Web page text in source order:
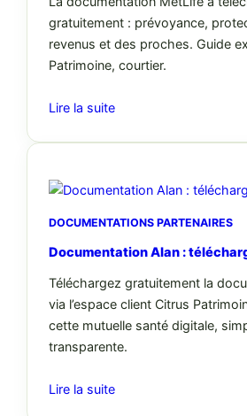
gratuitement : prévoyance,
revenus et des proches. Guide
Patrimoine, courtier.
Lire la suite
DOCUMENTATIONS PARTENAIRES
Documentation Alan :
Téléchargez gratuitement la
via l’espace client Citrus
cette mutuelle santé digitale,
transparente.
Lire la suite